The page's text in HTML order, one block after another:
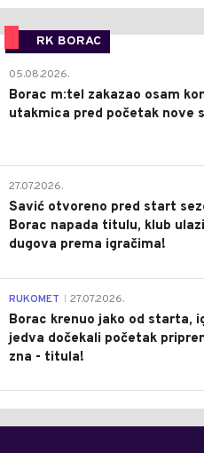
RK BORAC
05.08.2026.
Borac m:tel zakazao osam
utakmica pred početak nove
27.07.2026.
Savić otvoreno pred start
Borac napada titulu, klub
dugova prema igračima!
RUKOMET 27.07.2026.
Borac krenuo jako od starta,
jedva dočekali početak
zna - titula!